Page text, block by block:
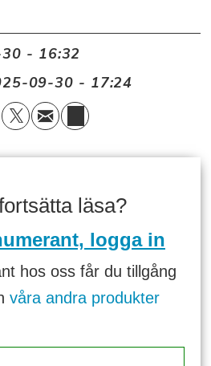
30 - 16:32
09-30 - 17:24
läsa?
logga in
hos oss får du tillgång
våra andra produkter